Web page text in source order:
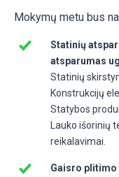
Mokymų metu bus
Statinių
atsparumas
Statinių
Konstrukcijų
Statybos
Lauko išorinių
reikalavimai.
Gaisro